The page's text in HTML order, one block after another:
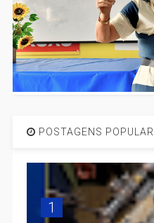
POSTAGENS
1